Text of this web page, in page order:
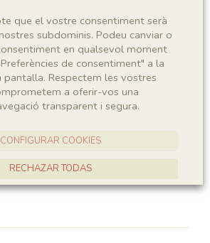
Phyllum
Spermatophyta
Classe
Cycadopsida
Génere
que el vostre consentiment serà
subdominis. Podeu canviar o
en qualsevol moment
de consentiment" a la
Respectem les vostres
a oferir-vos una
transparent i segura.
CONFIGURAR COOKIES
RECHAZAR TODAS
ACCEPTAR TOTES